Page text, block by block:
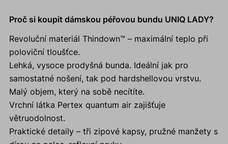
Proč si koupit dámskou péřovou bundu UNIQ LADY?
Revoluční materiál Thindown™ – maximální teplo při
poloviční tloušťce.
Lehká, vysoce prodyšná bunda. Ideální jak pro
samostatné nošení, tak pod hardshellovou vrstvu.
Malý objem, který na sobě necítíte.
Vrchní látka Pertex quantum air zajišťuje
větruodolnost.
Praktické detaily – tři zipové kapsy, pružné manžety s